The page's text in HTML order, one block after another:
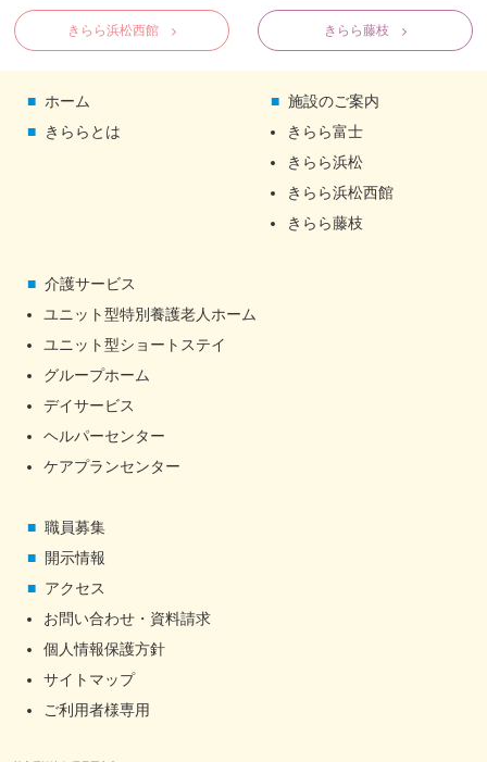
きらら浜松西館 きらら藤枝
ホーム
きららとは
施設のご案内
きらら富士
きらら浜松
きらら浜松西館
きらら藤枝
介護サービス
ユニット型特別養護老人ホーム
ユニット型ショートステイ
グループホーム
デイサービス
ヘルパーセンター
ケアプランセンター
職員募集
開示情報
アクセス
お問い合わせ・資料請求
個人情報保護方針
サイトマップ
ご利用者様専用